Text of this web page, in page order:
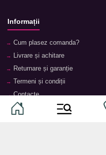
Informații
Cum plasez comanda?
Livrare și achitare
Returnare și garanție
Termeni și condiții
Contacte
Magazine